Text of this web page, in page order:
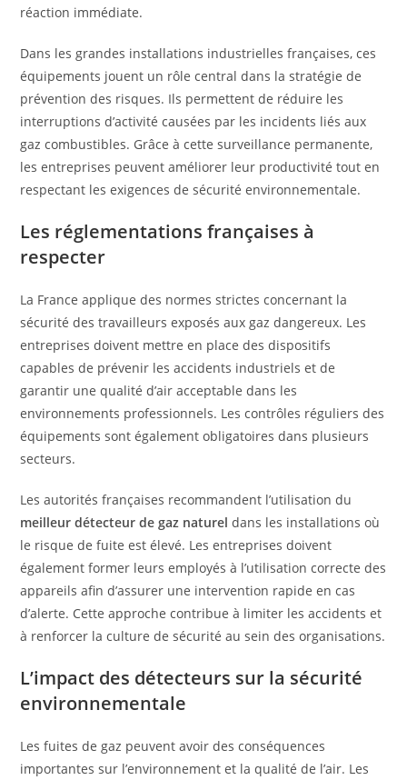
réaction immédiate.
Dans les grandes installations industrielles françaises, ces
équipements jouent un rôle central dans la stratégie de
prévention des risques. Ils permettent de réduire les
interruptions d’activité causées par les incidents liés aux
gaz combustibles. Grâce à cette surveillance permanente,
les entreprises peuvent améliorer leur productivité tout en
respectant les exigences de sécurité environnementale.
Les réglementations françaises à
respecter
La France applique des normes strictes concernant la
sécurité des travailleurs exposés aux gaz dangereux. Les
entreprises doivent mettre en place des dispositifs
capables de prévenir les accidents industriels et de
garantir une qualité d’air acceptable dans les
environnements professionnels. Les contrôles réguliers des
équipements sont également obligatoires dans plusieurs
secteurs.
Les autorités françaises recommandent l’utilisation du
meilleur détecteur de gaz naturel dans les installations où
le risque de fuite est élevé. Les entreprises doivent
également former leurs employés à l’utilisation correcte des
appareils afin d’assurer une intervention rapide en cas
d’alerte. Cette approche contribue à limiter les accidents et
à renforcer la culture de sécurité au sein des organisations.
L’impact des détecteurs sur la sécurité
environnementale
Les fuites de gaz peuvent avoir des conséquences
importantes sur l’environnement et la qualité de l’air. Les